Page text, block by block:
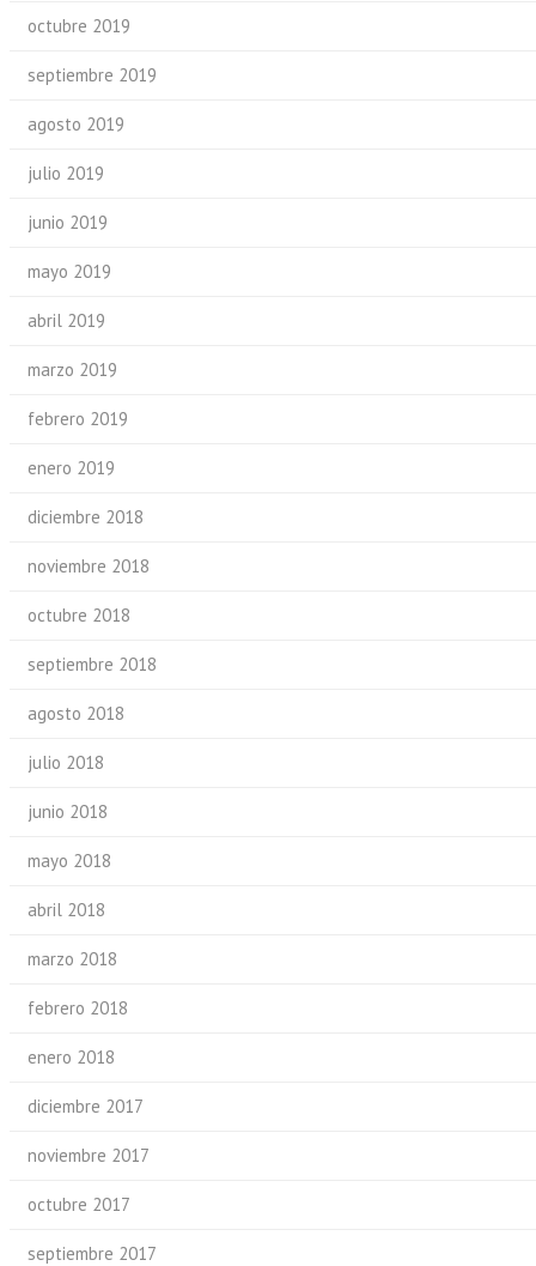
octubre 2019
septiembre 2019
agosto 2019
julio 2019
junio 2019
mayo 2019
abril 2019
marzo 2019
febrero 2019
enero 2019
diciembre 2018
noviembre 2018
octubre 2018
septiembre 2018
agosto 2018
julio 2018
junio 2018
mayo 2018
abril 2018
marzo 2018
febrero 2018
enero 2018
diciembre 2017
noviembre 2017
octubre 2017
septiembre 2017